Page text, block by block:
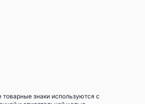
знаки используются с